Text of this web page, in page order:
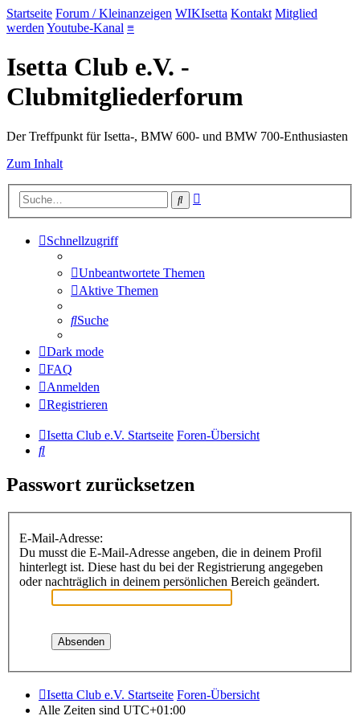
Startseite Forum / Kleinanzeigen WIKIsetta Kontakt Mitglied
werden Youtube-Kanal ≡
Isetta Club e.V. -
Clubmitgliederforum
Der Treffpunkt für Isetta-, BMW 600- und BMW 700-Enthusiasten
Zum Inhalt
Suche
Schnellzugriff
Unbeantwortete Themen
Aktive Themen
Suche
Dark mode
FAQ
Anmelden
Registrieren
Isetta Club e.V. Startseite Foren-Übersicht
Suche
Passwort zurücksetzen
E-Mail-Adresse:
Du musst die E-Mail-Adresse angeben, die in deinem Profil
hinterlegt ist. Diese hast du bei der Registrierung angegeben
oder nachträglich in deinem persönlichen Bereich geändert.
Isetta Club e.V. Startseite Foren-Übersicht
Alle Zeiten sind UTC+01:00